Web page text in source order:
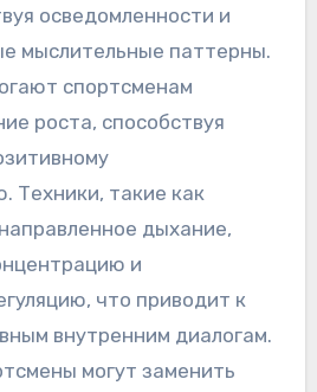
осведомленности и
мыслительные паттерны.
спортсменам
роста, способствуя
Техники, такие как
дыхание,
и
что приводит к
внутренним диалогам.
могут заменить